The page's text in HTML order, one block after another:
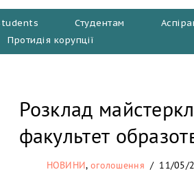
Студентам
Протидія корупції
Розклад
факультет
НОВИНИ, оголошення 11/05/